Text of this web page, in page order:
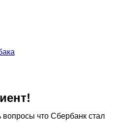
вопросы что Сбербанк стал